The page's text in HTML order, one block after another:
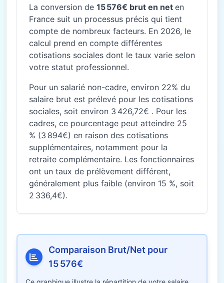
La conversion de 15 576€ brut en net en
France suit un processus précis qui tient
compte de nombreux facteurs. En 2026, le
calcul prend en compte différentes
cotisations sociales dont le taux varie selon
votre statut professionnel.
Pour un salarié non-cadre, environ 22% du
salaire brut est prélevé pour les cotisations
sociales, soit environ 3 426,72€ . Pour les
cadres, ce pourcentage peut atteindre 25
% (3 894€) en raison des cotisations
supplémentaires, notamment pour la
retraite complémentaire. Les fonctionnaires
ont un taux de prélèvement différent,
généralement plus faible (environ 15 %, soit
2 336,4€).
Comparaison Brut/Net pour
15 576€